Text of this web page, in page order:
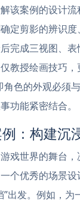
该案例的设计
定剪影的辨识
完成三视图、
教授绘画技巧
角色的外观必须
功能紧密结合。
：构建沉
戏世界的舞台
个优秀的场景
”出发。例如，